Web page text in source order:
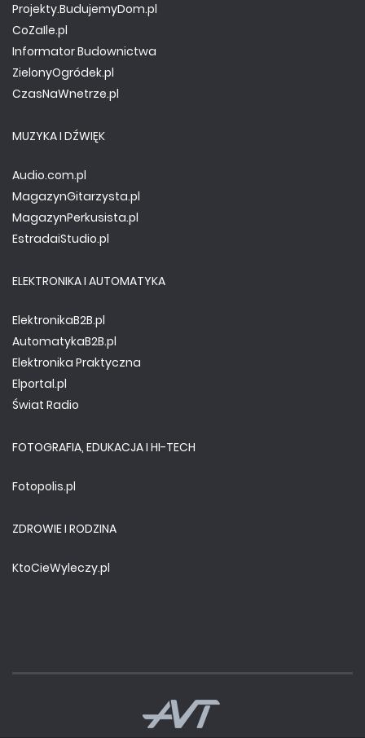
Projekty.BudujemyDom.pl
CoZaIle.pl
Informator Budownictwa
ZielonyOgródek.pl
CzasNaWnetrze.pl
MUZYKA I DŹWIĘK
Audio.com.pl
MagazynGitarzysta.pl
MagazynPerkusista.pl
EstradaiStudio.pl
ELEKTRONIKA I AUTOMATYKA
ElektronikaB2B.pl
AutomatykaB2B.pl
Elektronika Praktyczna
Elportal.pl
Świat Radio
FOTOGRAFIA, EDUKACJA I HI-TECH
Fotopolis.pl
ZDROWIE I RODZINA
KtoCieWyleczy.pl